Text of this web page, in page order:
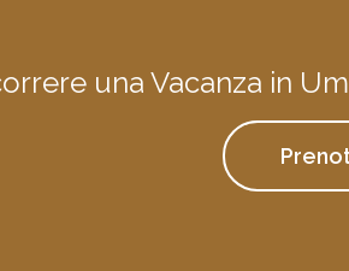
una Vacanza in